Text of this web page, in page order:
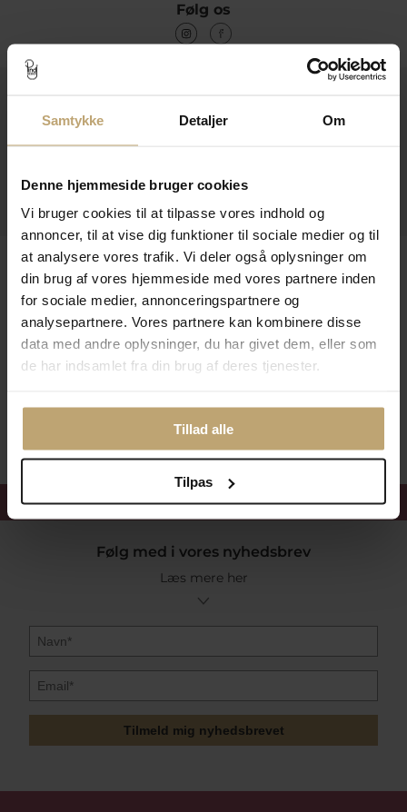
Samtykke Detaljer Om
Denne hjemmeside bruger cookies
Vi bruger cookies til at tilpasse vores indhold og
annoncer, til at vise dig funktioner til sociale medier og til
at analysere vores trafik. Vi deler også oplysninger om
din brug af vores hjemmeside med vores partnere inden
for sociale medier, annonceringspartnere og
analysepartnere. Vores partnere kan kombinere disse
data med andre oplysninger, du har givet dem, eller som
de har indsamlet fra din brug af deres tjenester.
Tillad alle
Tilpas
Følg os
Åbningstider I Butikken
Praktiske Sider
Leveringsmuligheder
Betalingsmuligheder
Få 15%velkomstrabat
Følg med i vores nyhedsbrev
Læs mere her
Tilmeld mig nyhedsbrevet